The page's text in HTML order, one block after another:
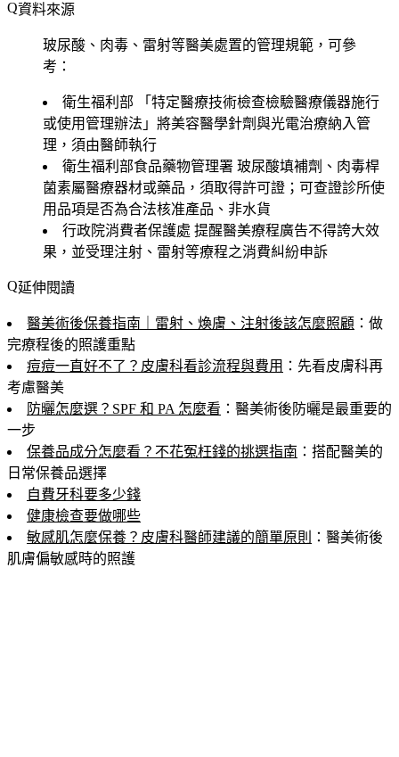
資料來源
玻尿酸、肉毒、雷射等醫美處置的管理規範，可參
考：
衛生福利部 「特定醫療技術檢查檢驗醫療儀器施行
或使用管理辦法」將美容醫學針劑與光電治療納入管
理，須由醫師執行
衛生福利部食品藥物管理署 玻尿酸填補劑、肉毒桿
菌素屬醫療器材或藥品，須取得許可證；可查證診所使
用品項是否為合法核准產品、非水貨
行政院消費者保護處 提醒醫美療程廣告不得誇大效
果，並受理注射、雷射等療程之消費糾紛申訴
延伸閱讀
醫美術後保養指南｜雷射、煥膚、注射後該怎麼照顧 ：做
完療程後的照護重點
痘痘一直好不了？皮膚科看診流程與費用 ：先看皮膚科再
考慮醫美
防曬怎麼選？SPF 和 PA 怎麼看 ：醫美術後防曬是最重要的
一步
保養品成分怎麼看？不花冤枉錢的挑選指南 ：搭配醫美的
日常保養品選擇
自費牙科要多少錢
健康檢查要做哪些
敏感肌怎麼保養？皮膚科醫師建議的簡單原則
：醫美術後
肌膚偏敏感時的照護